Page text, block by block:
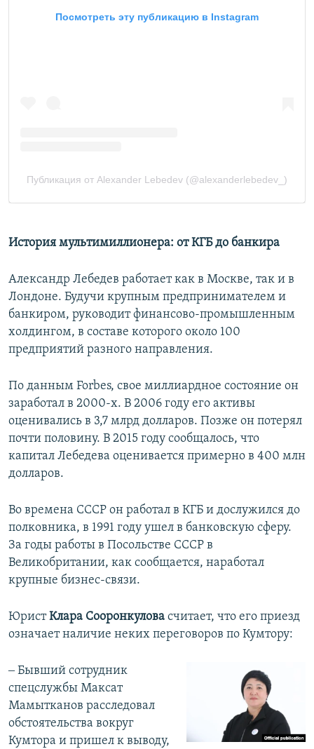
История мультимиллионера: от КГБ до банкира
Александр Лебедев работает как в Москве, так и в
Лондоне. Будучи крупным предпринимателем и
банкиром, руководит финансово-промышленным
холдингом, в составе которого около 100
предприятий разного направления.
По данным Forbes, свое миллиардное состояние он
заработал в 2000-х. В 2006 году его активы
оценивались в 3,7 млрд долларов. Позже он потерял
почти половину. В 2015 году сообщалось, что
капитал Лебедева оценивается примерно в 400 млн
долларов.
Во времена СССР он работал в КГБ и дослужился до
полковника, в 1991 году ушел в банковскую сферу.
За годы работы в Посольстве СССР в
Великобритании, как сообщается, наработал
крупные бизнес-связи.
ЮристКлара Сооронкулова считает, что его приезд
означает наличие неких переговоров по Кумтору:
‒ Бывший сотрудник
спецслужбы Максат
Мамытканов расследовал
обстоятельства вокруг
Кумтора и пришел к выводу,